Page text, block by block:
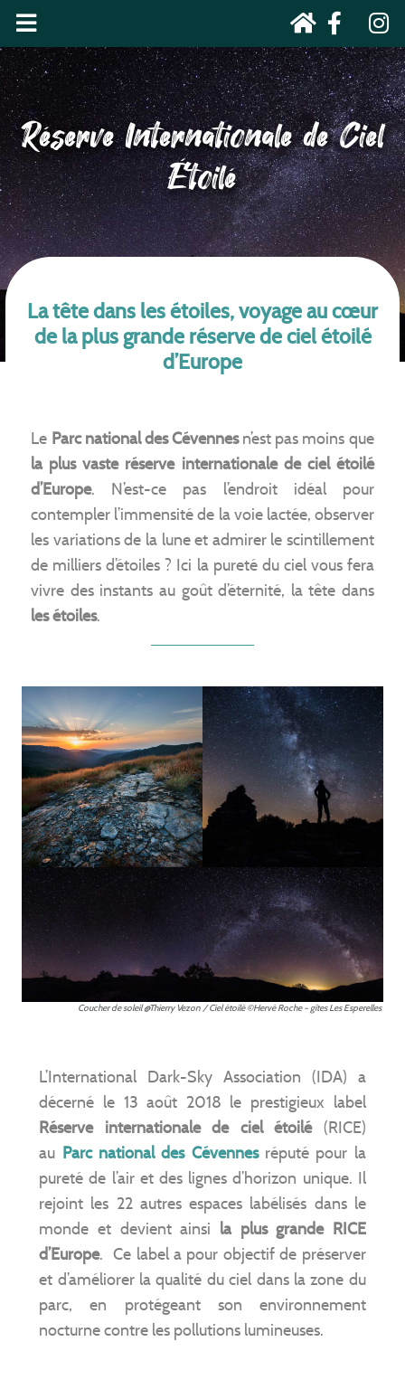
Réserve Internationale de Ciel
Étoilé
La tête dans les étoiles, voyage au cœur
de la plus grande réserve de ciel étoilé
d’Europe
Le Parc national des Cévennesn’est pas moins que
la plus vaste réserve internationale de ciel étoilé
d’Europe. N’est-ce pas l’endroit idéal pour
contempler l’immensité de la voie lactée, observer
les variations de la lune et admirer le scintillement
de milliers d’étoiles ? Ici la pureté du ciel vous fera
vivre des instants au goût d’éternité, la tête dans
les étoiles.
Coucher de soleil @Thierry Vezon / Ciel étoilé ©Hervé Roche – gîtes Les Esperelles
L’International Dark-Sky Association (IDA) a
décerné le 13 août 2018 le prestigieux label
Réserve internationale de ciel étoilé(RICE)
au Parc national des Cévennesréputé pour la
pureté de l’air et des lignes d’horizon unique. Il
rejoint les 22 autres espaces labélisés dans le
monde et devient ainsi la plus grande RICE
d’Europe. Ce label a pour objectif de préserver
et d’améliorer la qualité du ciel dans la zone du
parc, en protégeant son environnement
nocturne contre les pollutions lumineuses.